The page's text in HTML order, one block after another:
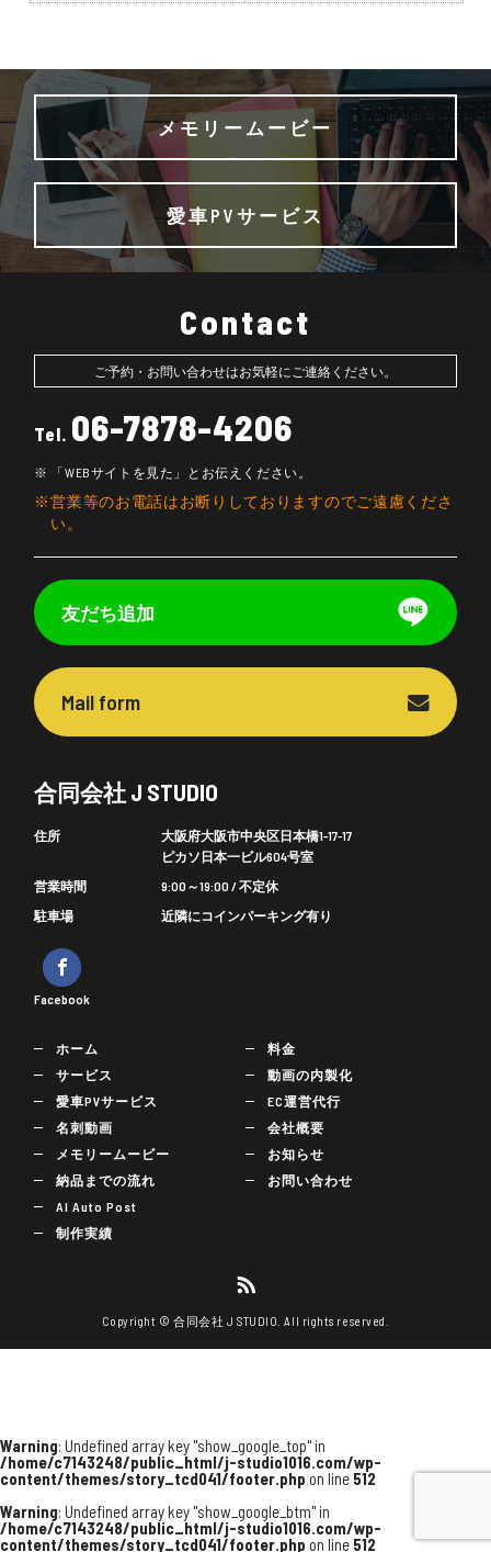
メモリームービー
愛車PVサービス
Contact
ご予約・お問い合わせはお気軽にご連絡ください。
Tel. 06-7878-4206
「WEBサイトを見た」とお伝えください。
営業等のお電話はお断りしておりますのでご遠慮くださ
い。
友だち追加
Mail form
合同会社 J STUDIO
住所
大阪府大阪市中央区日本橋1-17-17
ピカソ日本一ビル604号室
営業時間
9:00～19:00 / 不定休
駐車場
近隣にコインパーキング有り
Facebook
ホーム
サービス
愛車PVサービス
名刺動画
メモリームービー
納品までの流れ
AI Auto Post
制作実績
料金
動画の内製化
EC運営代行
会社概要
お知らせ
お問い合わせ
Copyright © 合同会社 J STUDIO. All rights reserved.
Warning: Undefined array key "show_google_top" in
/home/c7143248/public_html/j-studio1016.com/wp-
content/themes/story_tcd041/footer.php on line512
Warning: Undefined array key "show_google_btm" in
/home/c7143248/public_html/j-studio1016.com/wp-
content/themes/story_tcd041/footer.php on line512